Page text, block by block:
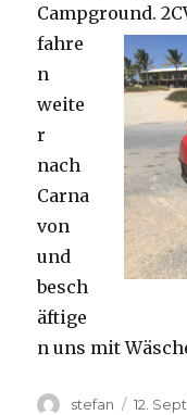
Campground.
fahre
n
weite
r
nach
Carna
von
und
besch
äftige
n uns mit
Autor
stefan 12.